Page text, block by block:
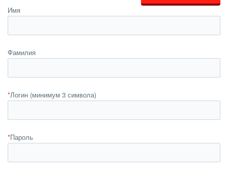
Имя
Фамилия
*Логин (минимум 3 символа)
*Пароль